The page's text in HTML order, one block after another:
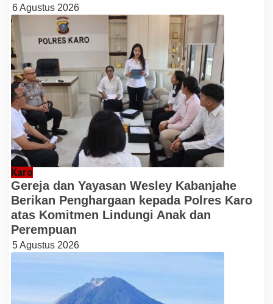
6 Agustus 2026
Karo
Gereja dan Yayasan Wesley Kabanjahe
Berikan Penghargaan kepada Polres Karo
atas Komitmen Lindungi Anak dan
Perempuan
5 Agustus 2026